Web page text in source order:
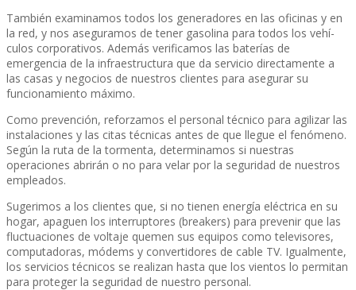
También examinamos todos los generadores en las oficinas y en
la red, y nos aseguramos de tener gasolina para todos los vehí­
culos corporativos. Además verificamos las baterí­as de
emergencia de la infraestructura que da servicio directamente a
las casas y negocios de nuestros clientes para asegurar su
funcionamiento máximo.
Como prevención, reforzamos el personal técnico para agilizar las
instalaciones y las citas técnicas antes de que llegue el fenómeno.
Según la ruta de la tormenta, determinamos si nuestras
operaciones abrirán o no para velar por la seguridad de nuestros
empleados.
Sugerimos a los clientes que, si no tienen energí­a eléctrica en su
hogar, apaguen los interruptores (breakers) para prevenir que las
fluctuaciones de voltaje quemen sus equipos como televisores,
computadoras, módems y convertidores de cable TV. Igualmente,
los servicios técnicos se realizan hasta que los vientos lo permitan
para proteger la seguridad de nuestro personal.